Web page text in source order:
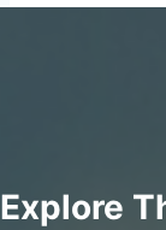
Explore